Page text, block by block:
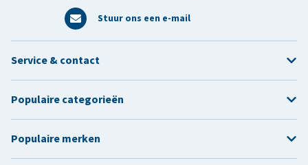
Stuur ons een e-mail
Service & contact
Populaire categorieën
Populaire merken